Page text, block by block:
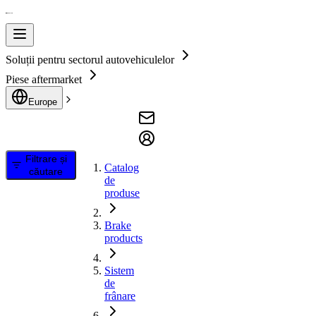
Soluții pentru sectorul autovehiculelor
Piese aftermarket
Europe
Filtrare și
căutare
Catalog
de
produse
Brake
products
Sistem
de
frânare